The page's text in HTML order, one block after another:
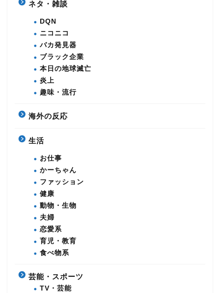
ネタ・雑談
DQN
ニコニコ
バカ発見器
ブラック企業
本日の地球滅亡
炎上
趣味・流行
海外の反応
生活
お仕事
かーちゃん
ファッション
健康
動物・生物
夫婦
恋愛系
育児・教育
食べ物系
芸能・スポーツ
TV・芸能